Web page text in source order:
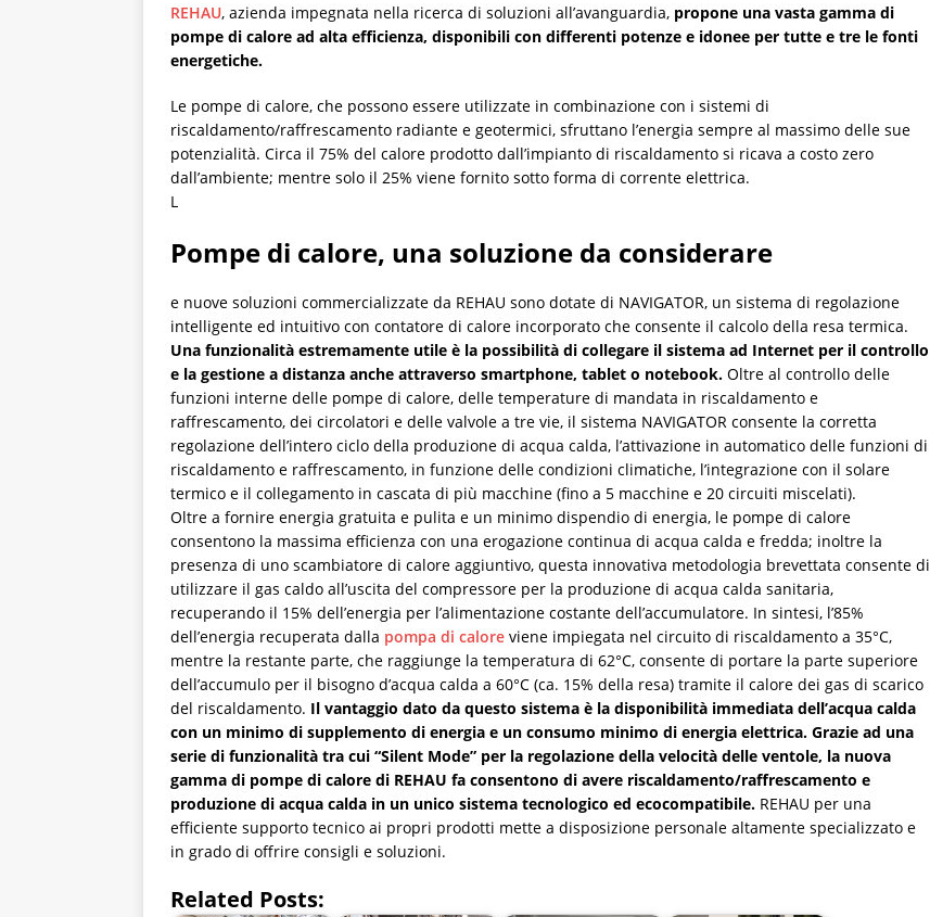
REHAU, azienda impegnata nella ricerca di soluzioni all’avanguardia, propone una vasta gamma di
pompe di calore ad alta efficienza, disponibili con differenti potenze e idonee per tutte e tre le fonti
energetiche.
Le pompe di calore, che possono essere utilizzate in combinazione con i sistemi di
riscaldamento/raffrescamento radiante e geotermici, sfruttano l’energia sempre al massimo delle sue
potenzialità. Circa il 75% del calore prodotto dall’impianto di riscaldamento si ricava a costo zero
dall’ambiente; mentre solo il 25% viene fornito sotto forma di corrente elettrica.
L
Pompe di calore, una soluzione da considerare
e nuove soluzioni commercializzate da REHAU sono dotate di NAVIGATOR, un sistema di regolazione
intelligente ed intuitivo con contatore di calore incorporato che consente il calcolo della resa termica.
Una funzionalità estremamente utile è la possibilità di collegare il sistema ad Internet per il controllo
e la gestione a distanza anche attraverso smartphone, tablet o notebook. Oltre al controllo delle
funzioni interne delle pompe di calore, delle temperature di mandata in riscaldamento e
raffrescamento, dei circolatori e delle valvole a tre vie, il sistema NAVIGATOR consente la corretta
regolazione dell’intero ciclo della produzione di acqua calda, l’attivazione in automatico delle funzioni di
riscaldamento e raffrescamento, in funzione delle condizioni climatiche, l’integrazione con il solare
termico e il collegamento in cascata di più macchine (fino a 5 macchine e 20 circuiti miscelati).
Oltre a fornire energia gratuita e pulita e un minimo dispendio di energia, le pompe di calore
consentono la massima efficienza con una erogazione continua di acqua calda e fredda; inoltre la
presenza di uno scambiatore di calore aggiuntivo, questa innovativa metodologia brevettata consente di
utilizzare il gas caldo all’uscita del compressore per la produzione di acqua calda sanitaria,
recuperando il 15% dell’energia per l’alimentazione costante dell’accumulatore. In sintesi, l’85%
dell’energia recuperata dalla pompa di calore viene impiegata nel circuito di riscaldamento a 35°C,
mentre la restante parte, che raggiunge la temperatura di 62°C, consente di portare la parte superiore
dell’accumulo per il bisogno d’acqua calda a 60°C (ca. 15% della resa) tramite il calore dei gas di scarico
del riscaldamento. Il vantaggio dato da questo sistema è la disponibilità immediata dell’acqua calda
con un minimo di supplemento di energia e un consumo minimo di energia elettrica. Grazie ad una
serie di funzionalità tra cui “Silent Mode” per la regolazione della velocità delle ventole, la nuova
gamma di pompe di calore di REHAU fa consentono di avere riscaldamento/raffrescamento e
produzione di acqua calda in un unico sistema tecnologico ed ecocompatibile. REHAU per una
efficiente supporto tecnico ai propri prodotti mette a disposizione personale altamente specializzato e
in grado di offrire consigli e soluzioni.
Related Posts: